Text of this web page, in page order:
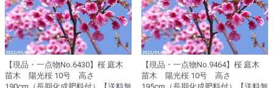
【現品・一点物No.6430】桜 庭木
苗木 陽光桜 10号 高さ
【現品・一点物No.9464】桜 庭木
苗木 陽光桜 10号 高さ